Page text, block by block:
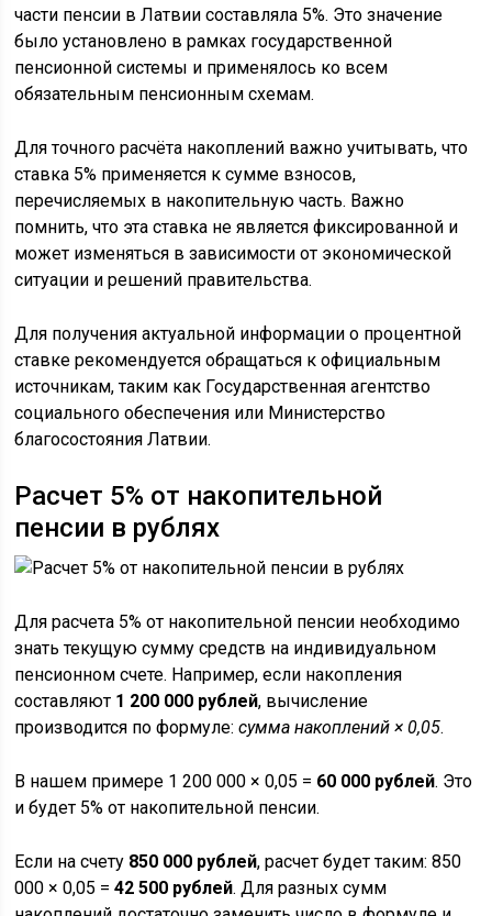
части пенсии в Латвии составляла 5%. Это значение
было установлено в рамках государственной
пенсионной системы и применялось ко всем
обязательным пенсионным схемам.
Для точного расчёта накоплений важно учитывать, что
ставка 5% применяется к сумме взносов,
перечисляемых в накопительную часть. Важно
помнить, что эта ставка не является фиксированной и
может изменяться в зависимости от экономической
ситуации и решений правительства.
Для получения актуальной информации о процентной
ставке рекомендуется обращаться к официальным
источникам, таким как Государственная агентство
социального обеспечения или Министерство
благосостояния Латвии.
Расчет 5% от накопительной
пенсии в рублях
Для расчета 5% от накопительной пенсии необходимо
знать текущую сумму средств на индивидуальном
пенсионном счете. Например, если накопления
составляют 1 200 000 рублей, вычисление
производится по формуле:сумма накоплений × 0,05.
В нашем примере 1 200 000 × 0,05 = 60 000 рублей. Это
и будет 5% от накопительной пенсии.
Если на счету 850 000 рублей, расчет будет таким: 850
000 × 0,05 =42 500 рублей. Для разных сумм